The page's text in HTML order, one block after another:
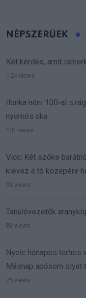
NÉPSZERŰEK
Két kérdés, amit
1.2k views
Ilonka néni 100-al
nyomós oka
101 views
Vicc: Két szőke
kievez a tó közepére
91 views
Tanulóvezetők
83 views
Nyolc hónapos terhes
Másnap apósom
75 views